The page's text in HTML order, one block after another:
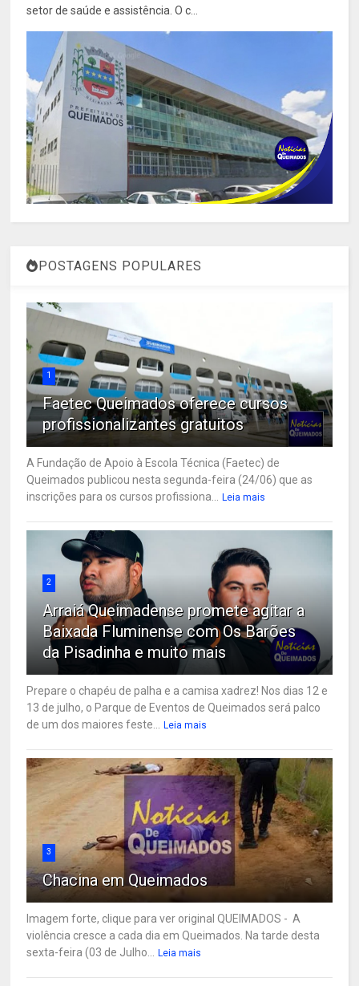
setor de saúde e assistência. O c...
POSTAGENS POPULARES
1
Faetec Queimados oferece cursos
profissionalizantes gratuitos
A Fundação de Apoio à Escola Técnica (Faetec) de
Queimados publicou nesta segunda-feira (24/06) que as
inscrições para os cursos profissiona...
Leia mais
2
Arraiá Queimadense promete agitar a
Baixada Fluminense com Os Barões
da Pisadinha e muito mais
Prepare o chapéu de palha e a camisa xadrez! Nos dias 12 e
13 de julho, o Parque de Eventos de Queimados será palco
de um dos maiores feste...
Leia mais
3
Chacina em Queimados
Imagem forte, clique para ver original QUEIMADOS - A
violência cresce a cada dia em Queimados. Na tarde desta
sexta-feira (03 de Julho...
Leia mais